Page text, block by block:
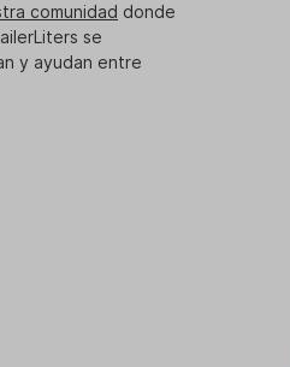
comunidad donde
se
y ayudan entre